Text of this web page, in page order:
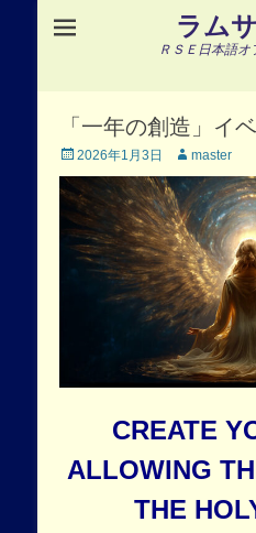
ラム
ＲＳＥ日本語オ
「一年の創造」イ
Posted
on
2026年1月3日 Author
master
CREATE
ALLOWING
THE